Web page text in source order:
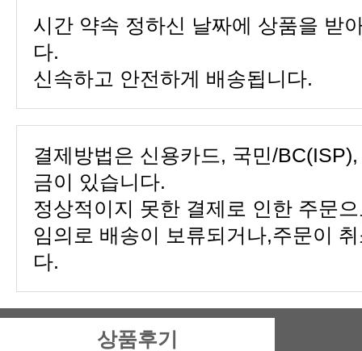
다.
신속하고 안전하게 배송됩니다.
금이 있습니다.
다.
상품후기